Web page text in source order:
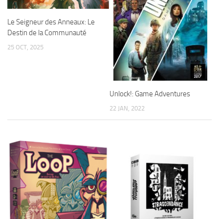
Le Seigneur des Anneaux: Le
Destin de la Communauté
25 OCT, 2025
Unlock!: Game Adventures
22 JAN, 2022